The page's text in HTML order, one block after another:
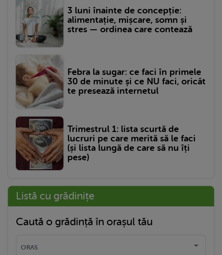
3 luni înainte de concepție:
alimentație, mișcare, somn și
stres — ordinea care contează
Febra la sugar: ce faci în primele
30 de minute și ce NU faci, oricât
te presează internetul
Trimestrul 1: lista scurtă de
lucruri pe care merită să le faci
(și lista lungă de care să nu îți
pese)
Listă cu grădinițe
Caută o grădință în orașul tău